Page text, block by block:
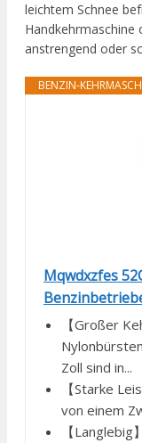
leichtem Schnee
Handkehrmaschine
anstrengend oder
BENZIN-
Mqwdxzfes
【Großer
Zoll sind in...
【Starke
von einem
【